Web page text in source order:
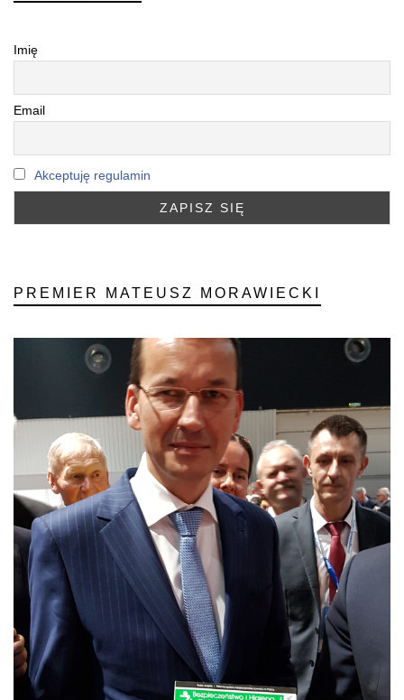
Imię
Email
Akceptuję regulamin
PREMIER MATEUSZ MORAWIECKI